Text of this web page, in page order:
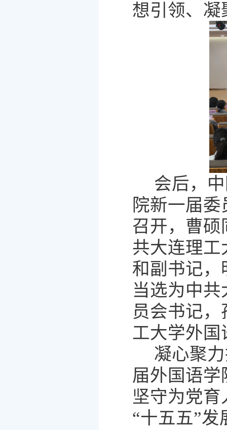
想引领、凝
会后，
院新一届
召开，曹硕
共大连理工
和副书记，
当选为中
员会书记
工大学外国
凝心聚
届外国语
坚守为党
“十五五”